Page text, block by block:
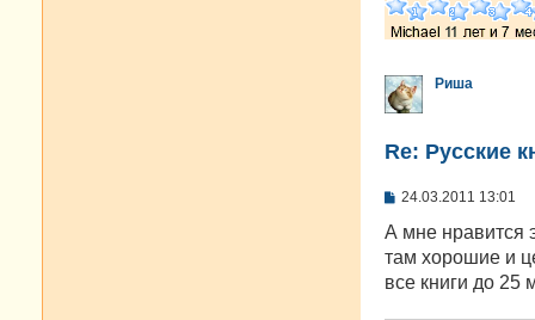
Риша
Re: Русские
С
о
щ
е
24.03.2011 13:01
А мне нравится
там хорошие и
все книги до 25